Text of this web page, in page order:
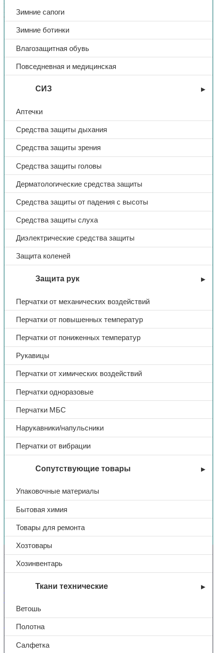
Зимние сапоги
Зимние ботинки
Влагозащитная обувь
Повседневная и медицинская
СИЗ
Аптечки
Средства защиты дыхания
Средства защиты зрения
Средства защиты головы
Дерматологические средства защиты
Средства защиты от падения с высоты
Средства защиты слуха
Диэлектрические средства защиты
Защита коленей
Защита рук
Перчатки от механических воздействий
Перчатки от повышенных температур
Перчатки от пониженных температур
Рукавицы
Перчатки от химических воздействий
Перчатки одноразовые
Перчатки МБС
Нарукавники/напульсники
Перчатки от вибрации
Сопутствующие товары
Упаковочные материалы
Бытовая химия
Товары для ремонта
Хозтовары
Хозинвентарь
Ткани технические
Ветошь
Полотна
Салфетка
винта и гайки, увеличивающих срок эксплуатации щитка в
условиях повышенных температур.
Тип Щиток защитный
Название КБТ ВИЗИОН TITAN
Тип крепления
Вы недавно смотрели
Контакты
+7 (831) 214-01-31
101@adk52.ru